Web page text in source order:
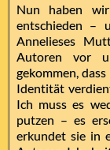
Nun haben
entschieden –
Annelieses
Autoren vor
gekommen,
Identität
Ich muss es
putzen – es
erkundet sie in